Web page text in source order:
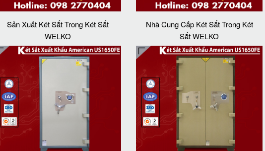
Sản Xuất Két Sắt Trong Két Sắt
WELKO
Nhà Cung Cấp Két Sắt Trong Két
Sắt WELKO